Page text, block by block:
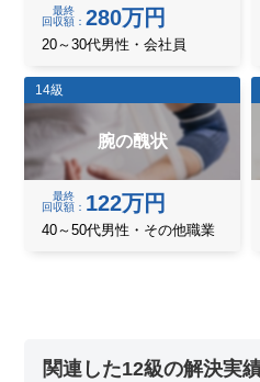
最終
回収額
280万円
20～30代男性・会社員
14級
腕の醜状
最終
回収額
122万円
40～50代男性・その他職業
関連した12級の解決実